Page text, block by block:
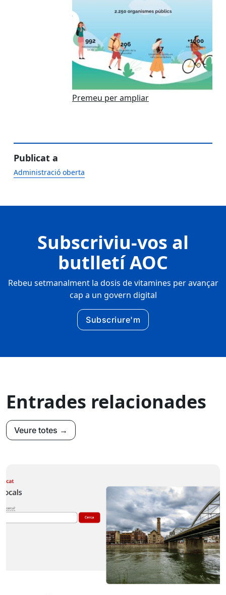
Premeu per ampliar
Publicat a
Administració oberta
Subscriviu-vos al
butlletí AOC
Rebeu setmanalment la dosis de vitamines per avançar
cap a un govern digital
Subscriure'm
Entrades relacionades
Veure totes →